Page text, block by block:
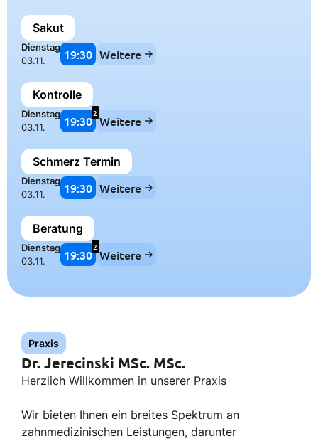
Sakut
Dienstag
03.11.
19:30 Weitere
Kontrolle
Dienstag
03.11.
19:30
2
Weitere
Schmerz Termin
Dienstag
03.11.
19:30 Weitere
Beratung
Dienstag
03.11.
19:30
2
Weitere
Praxis
Dr. Jerecinski MSc. MSc.
Herzlich Willkommen in unserer Praxis
Wir bieten Ihnen ein breites Spektrum an
zahnmedizinischen Leistungen, darunter